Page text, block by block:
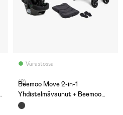
Varastossa
(2)
Beemoo Move 2-in-1
Yhdistelmävaunut + Beemoo
Route i-Size Turvakaukalo,